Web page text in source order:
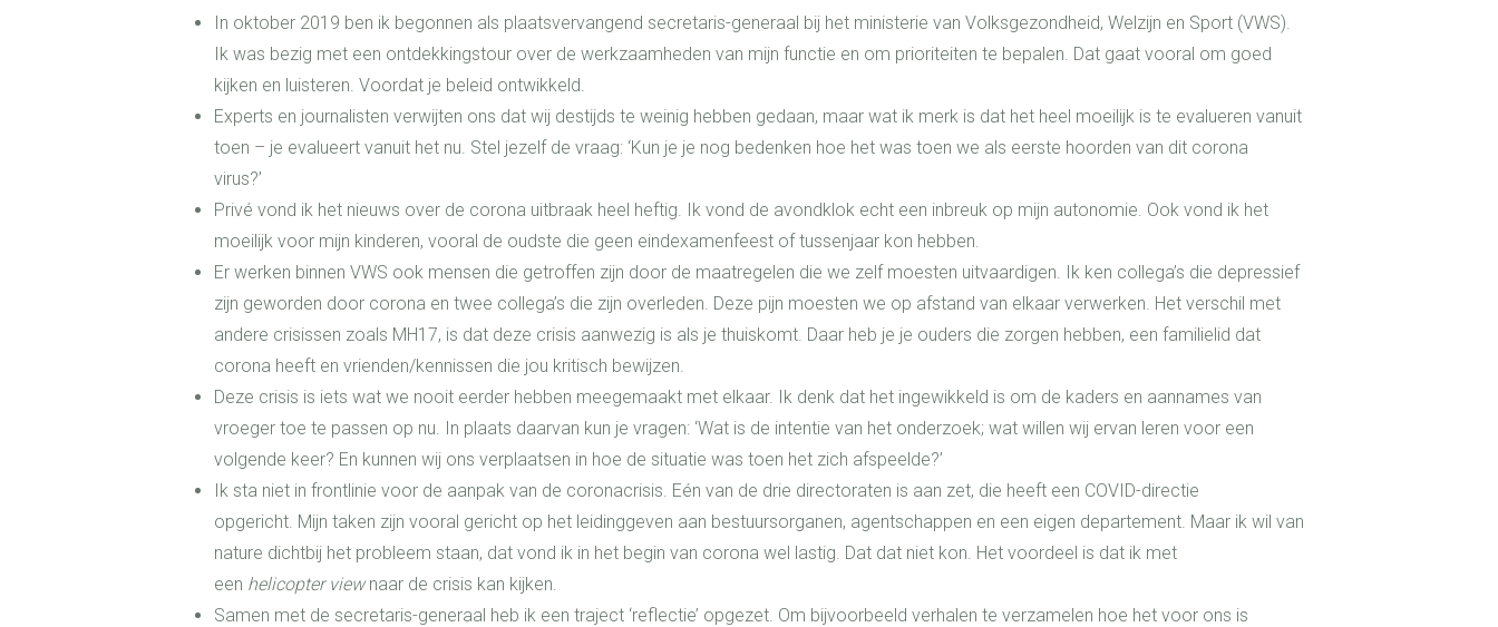
In oktober 2019 ben ik begonnen als plaatsvervangend secretaris-generaal bij het ministerie van Volksgezondheid, Welzijn en Sport (VWS).
Ik was bezig met een ontdekkingstour over de werkzaamheden van mijn functie en om prioriteiten te bepalen. Dat gaat vooral om goed
kijken en luisteren. Voordat je beleid ontwikkeld.
Experts en journalisten verwijten ons dat wij destijds te weinig hebben gedaan, maar wat ik merk is dat het heel moeilijk is te evalueren vanuit
toen – je evalueert vanuit het nu. Stel jezelf de vraag: ‘Kun je je nog bedenken hoe het was toen we als eerste hoorden van dit corona
virus?’
Privé vond ik het nieuws over de corona uitbraak heel heftig. Ik vond de avondklok echt een inbreuk op mijn autonomie. Ook vond ik het
moeilijk voor mijn kinderen, vooral de oudste die geen eindexamenfeest of tussenjaar kon hebben.
Er werken binnen VWS ook mensen die getroffen zijn door de maatregelen die we zelf moesten uitvaardigen. Ik ken collega’s die depressief
zijn geworden door corona en twee collega’s die zijn overleden. Deze pijn moesten we op afstand van elkaar verwerken. Het verschil met
andere crisissen zoals MH17, is dat deze crisis aanwezig is als je thuiskomt. Daar heb je je ouders die zorgen hebben, een familielid dat
corona heeft en vrienden/kennissen die jou kritisch bewijzen.
Deze crisis is iets wat we nooit eerder hebben meegemaakt met elkaar. Ik denk dat het ingewikkeld is om de kaders en aannames van
vroeger toe te passen op nu. In plaats daarvan kun je vragen: ‘Wat is de intentie van het onderzoek; wat willen wij ervan leren voor een
volgende keer? En kunnen wij ons verplaatsen in hoe de situatie was toen het zich afspeelde?’
Ik sta niet in frontlinie voor de aanpak van de coronacrisis. Eén van de drie directoraten is aan zet, die heeft een COVID-directie
opgericht. Mijn taken zijn vooral gericht op het leidinggeven aan bestuursorganen, agentschappen en een eigen departement. Maar ik wil van
nature dichtbij het probleem staan, dat vond ik in het begin van corona wel lastig. Dat dat niet kon. Het voordeel is dat ik met
een helicopter viewnaar de crisis kan kijken.
Samen met de secretaris-generaal heb ik een traject ‘reflectie’ opgezet. Om bijvoorbeeld verhalen te verzamelen hoe het voor ons is